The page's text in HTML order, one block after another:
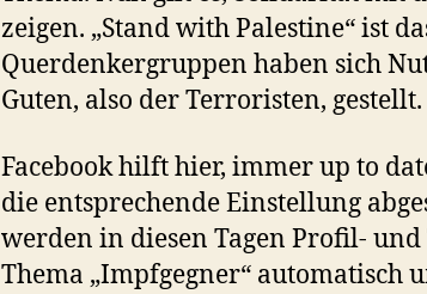
zeigen. „Stand with Palestine“ ist
Querdenkergruppen haben sich
Guten, also der Terroristen, gestellt.
Facebook hilft hier, immer up to
die entsprechende Einstellung
werden in diesen Tagen Profil-
Thema „Impfgegner“ automatisch